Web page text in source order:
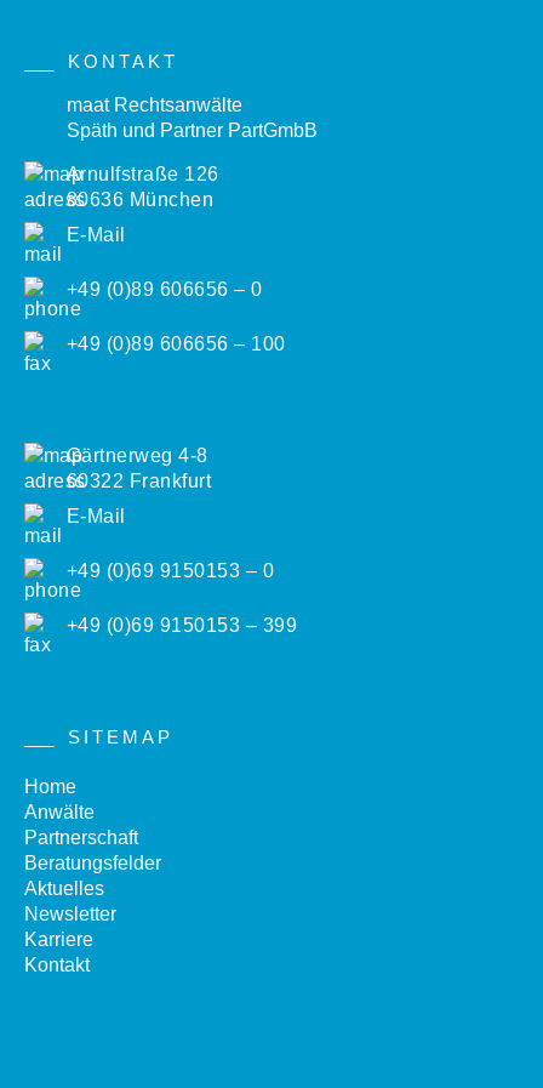
KONTAKT
maat Rechtsanwälte
Späth und Partner PartGmbB
Arnulfstraße 126
80636 München
E-Mail
+49 (0)89 606656 – 0
+49 (0)89 606656 – 100
Gärtnerweg 4-8
60322 Frankfurt
E-Mail
+49 (0)69 9150153 – 0
+49 (0)69 9150153 – 399
SITEMAP
Home
Anwälte
Partnerschaft
Beratungsfelder
Aktuelles
Newsletter
Karriere
Kontakt